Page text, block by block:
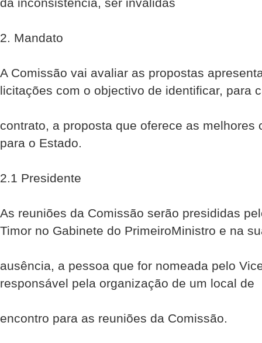
2. Mandato
A Comissão vai avaliar as propostas
licitações com o objectivo de identificar, para
contrato, a proposta que oferece as melhores
para o Estado.
2.1 Presidente
As reuniões da Comissão serão presididas
Timor no Gabinete do Primeiro­Ministro e na
ausência, a pessoa que for nomeada pelo
responsável pela organização de um local de
encontro para as reuniões da Comissão.